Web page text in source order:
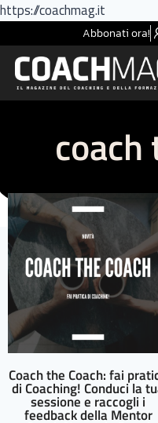
https://coachmag.it
Abbonati ora!
coach
Coach the Coach: fai
di Coaching! Conduci la
sessione e raccogli i
feedback della Mentor